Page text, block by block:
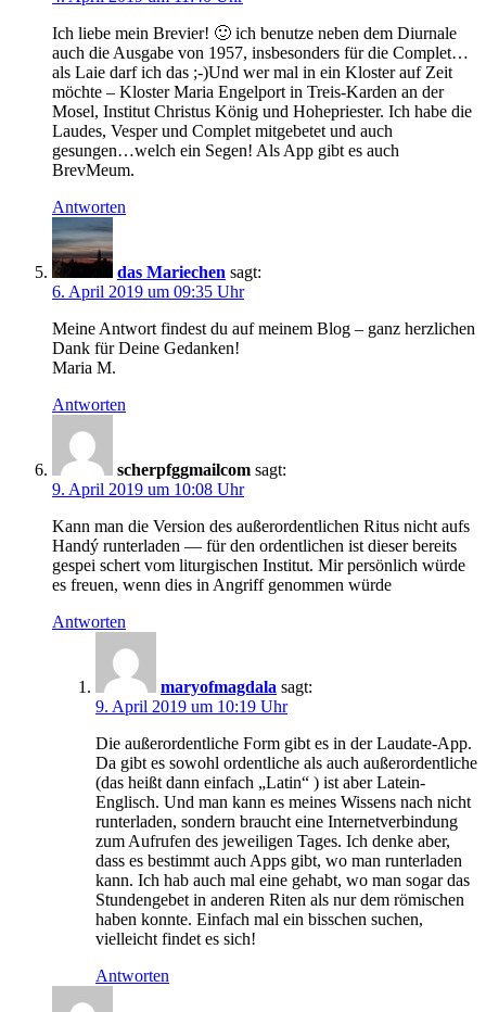
Ich liebe mein Brevier! 🙂 ich benutze neben dem Diurnale
auch die Ausgabe von 1957, insbesonders für die Complet…
als Laie darf ich das ;-)Und wer mal in ein Kloster auf Zeit
möchte – Kloster Maria Engelport in Treis-Karden an der
Mosel, Institut Christus König und Hohepriester. Ich habe die
Laudes, Vesper und Complet mitgebetet und auch
gesungen…welch ein Segen! Als App gibt es auch
BrevMeum.
Antworten
das Mariechen sagt:
6. April 2019 um 09:35 Uhr
Meine Antwort findest du auf meinem Blog – ganz herzlichen
Dank für Deine Gedanken!
Maria M.
Antworten
scherpfggmailcom sagt:
9. April 2019 um 10:08 Uhr
Kann man die Version des außerordentlichen Ritus nicht aufs
Handý runterladen — für den ordentlichen ist dieser bereits
gespei schert vom liturgischen Institut. Mir persönlich würde
es freuen, wenn dies in Angriff genommen würde
Antworten
maryofmagdala sagt:
9. April 2019 um 10:19 Uhr
Die außerordentliche Form gibt es in der Laudate-App.
Da gibt es sowohl ordentliche als auch außerordentliche
(das heißt dann einfach „Latin“ ) ist aber Latein-
Englisch. Und man kann es meines Wissens nach nicht
runterladen, sondern braucht eine Internetverbindung
zum Aufrufen des jeweiligen Tages. Ich denke aber,
dass es bestimmt auch Apps gibt, wo man runterladen
kann. Ich hab auch mal eine gehabt, wo man sogar das
Stundengebet in anderen Riten als nur dem römischen
haben konnte. Einfach mal ein bisschen suchen,
vielleicht findet es sich!
Antworten